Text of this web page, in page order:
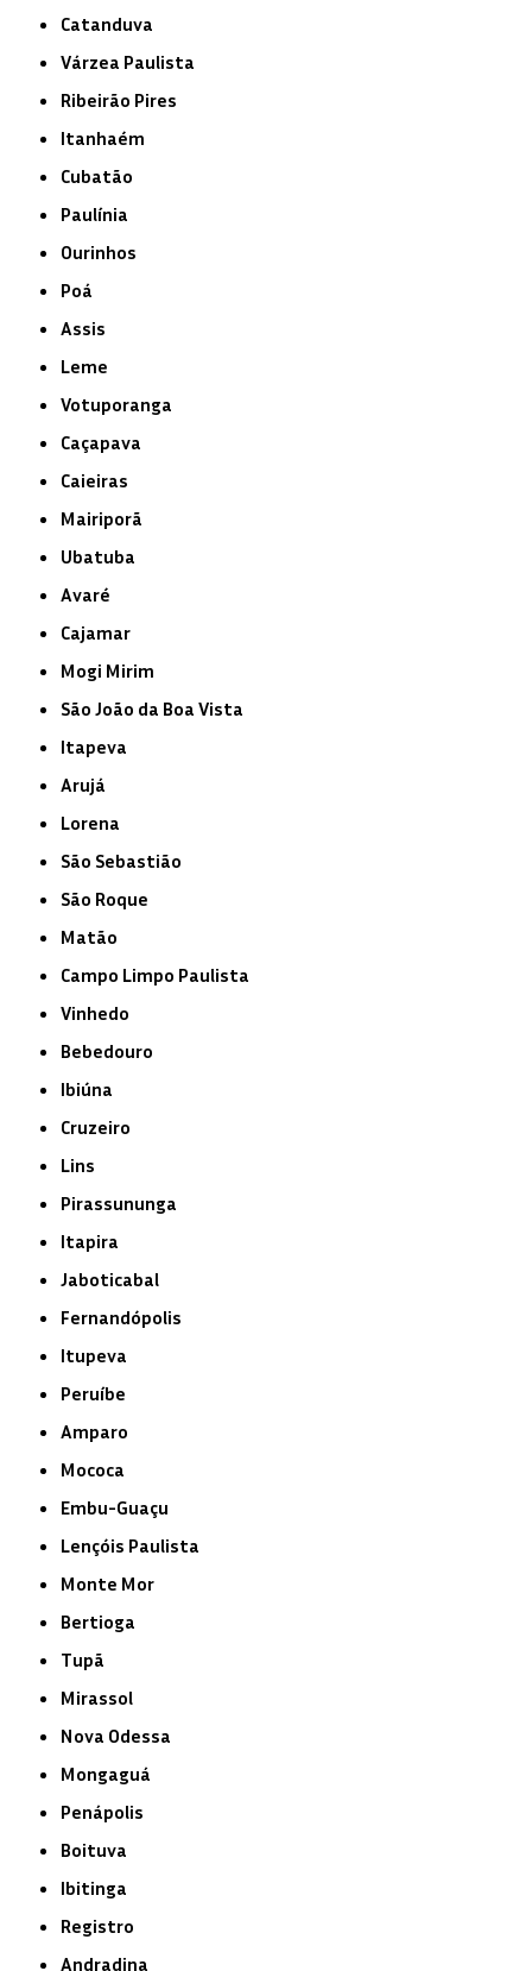
Catanduva
Várzea Paulista
Ribeirão Pires
Itanhaém
Cubatão
Paulínia
Ourinhos
Poá
Assis
Leme
Votuporanga
Caçapava
Caieiras
Mairiporã
Ubatuba
Avaré
Cajamar
Mogi Mirim
São João da Boa Vista
Itapeva
Arujá
Lorena
São Sebastião
São Roque
Matão
Campo Limpo Paulista
Vinhedo
Bebedouro
Ibiúna
Cruzeiro
Lins
Pirassununga
Itapira
Jaboticabal
Fernandópolis
Itupeva
Peruíbe
Amparo
Mococa
Embu-Guaçu
Lençóis Paulista
Monte Mor
Bertioga
Tupã
Mirassol
Nova Odessa
Mongaguá
Penápolis
Boituva
Ibitinga
Registro
Andradina